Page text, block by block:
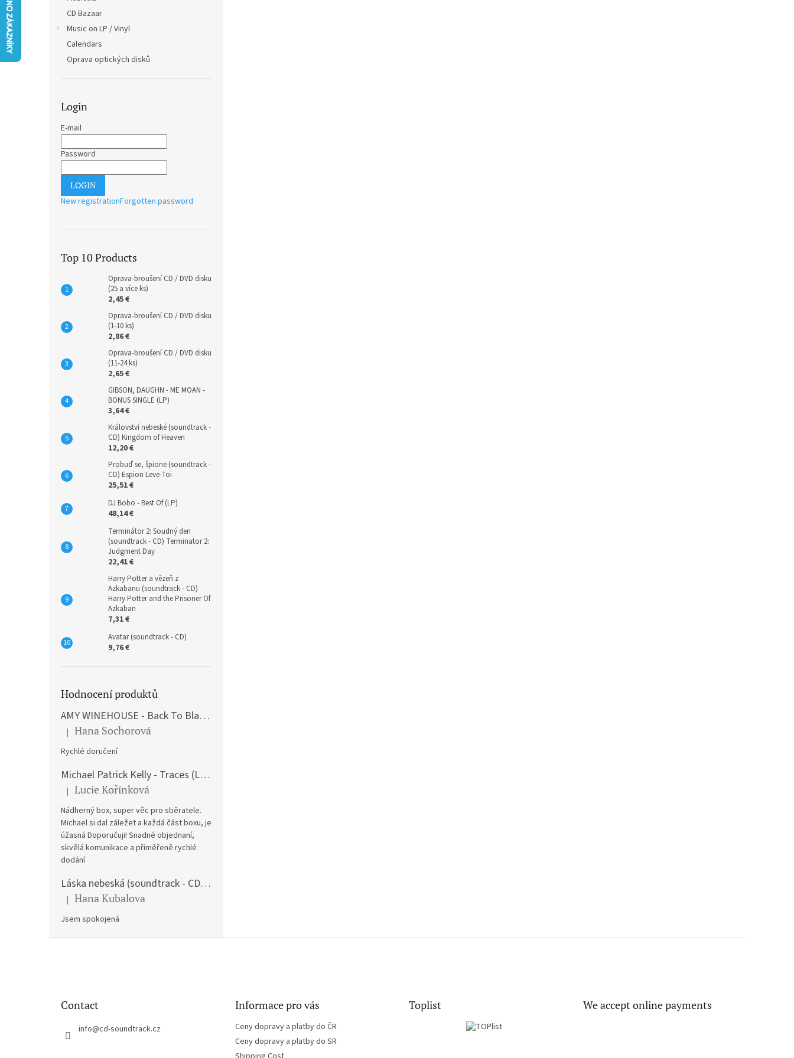
CD Bazaar
Music on LP / Vinyl
Calendars
Oprava optických disků
Login
E-mail
Password
LOGIN
New registrationForgotten password
Top 10 Products
Oprava-broušení CD / DVD disku
(25 a více ks)
2,45 €
Oprava-broušení CD / DVD disku
(1-10 ks)
2,86 €
Oprava-broušení CD / DVD disku
(11-24 ks)
2,65 €
GIBSON, DAUGHN - ME MOAN -
BONUS SINGLE (LP)
3,64 €
Království nebeské (soundtrack -
CD) Kingdom of Heaven
12,20 €
Probuď se, špione (soundtrack -
CD) Espion Leve-Toi
25,51 €
DJ Bobo - Best Of (LP)
48,14 €
Terminátor 2: Soudný den
(soundtrack - CD) Terminator 2:
Judgment Day
22,41 €
Harry Potter a vězeň z
Azkabanu (soundtrack - CD)
Harry Potter and the Prisoner Of
Azkaban
7,31 €
Avatar (soundtrack - CD)
9,76 €
Hodnocení produktů
AMY WINEHOUSE - Back To Black (LP)
The product rating is 5 out of 5 stars.
| Hana Sochorová
Rychlé doručení
Michael Patrick Kelly - Traces (Limited Edition) (Premium Box-Set) (LP)
The product rating is 5 out of 5 stars.
| Lucie Kořínková
Nádherný box, super věc pro sběratele.
Michael si dal záležet a každá část boxu, je
úžasná Doporučuji! Snadné objednaní,
skvělá komunikace a přiměřeně rychlé
dodání
Láska nebeská (soundtrack - CD) Love Actually
The product rating is 5 out of 5 stars.
| Hana Kubalova
Jsem spokojená
Contact
info@cd-soundtrack.cz
Informace pro vás
Ceny dopravy a platby do ČR
Ceny dopravy a platby do SR
Toplist We accept online payments